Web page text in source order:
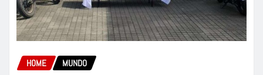
HOME MUNDO